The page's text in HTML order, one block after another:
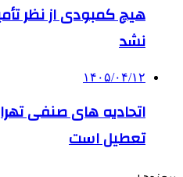
هیچ کمبودی از نظر
نشد
۱۴۰۵/۰۴/۱۲
تعطیل است